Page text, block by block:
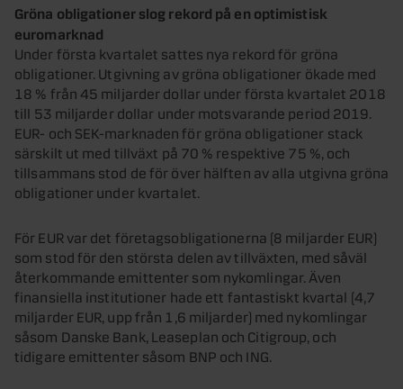
Gröna obligationer slog rekord på en optimistisk
euromarknad
Under första kvartalet sattes nya rekord för gröna
obligationer. Utgivning av gröna obligationer ökade med
18 % från 45 miljarder dollar under första kvartalet 2018
till 53 miljarder dollar under motsvarande period 2019.
EUR- och SEK-marknaden för gröna obligationer stack
särskilt ut med tillväxt på 70 % respektive 75 %, och
tillsammans stod de för över hälften av alla utgivna gröna
obligationer under kvartalet.
För EUR var det företagsobligationerna (8 miljarder EUR)
som stod för den största delen av tillväxten, med såväl
återkommande emittenter som nykomlingar. Även
finansiella institutioner hade ett fantastiskt kvartal (4,7
miljarder EUR, upp från 1,6 miljarder) med nykomlingar
såsom Danske Bank, Leaseplan och Citigroup, och
tidigare emittenter såsom BNP och ING.